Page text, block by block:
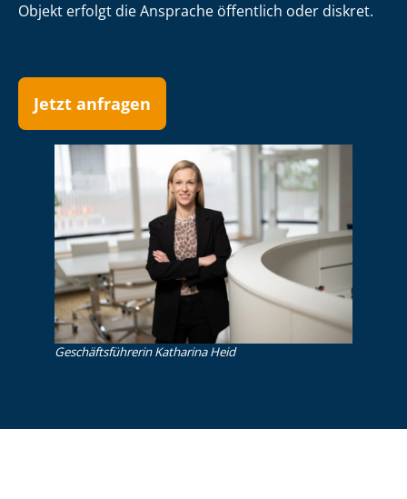
Objekt erfolgt die Ansprache öffentlich oder diskret.
Jetzt anfragen
Ge­schäfts­füh­re­rin Katharina Heid